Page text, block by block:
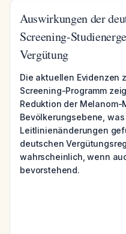
Auswirkungen der
Screening-
Vergütung
Die aktuellen Evidenzen
Screening-Programm
Reduktion der
Bevölkerungsebene,
Leitlinienänderungen
deutschen
wahrscheinlich, wenn
bevorstehend.